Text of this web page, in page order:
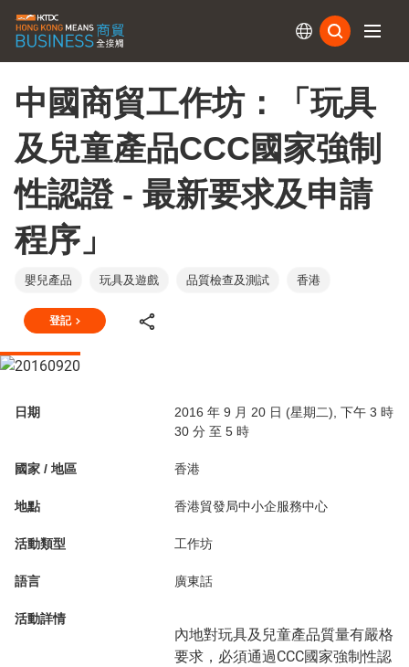
中國商貿工作坊：「玩具
及兒童產品CCC國家強制
性認證 - 最新要求及申請
程序」
嬰兒產品 玩具及遊戲 品質檢查及測試 香港
登記
日期
2016 年 9 月 20 日 (星期二), 下午 3 時
30 分 至 5 時
國家 / 地區 香港
地點 香港貿發局中小企服務中心
活動類型 工作坊
語言 廣東話
活動詳情
內地對玩具及兒童產品質量有嚴格
要求，必須通過CCC國家強制性認